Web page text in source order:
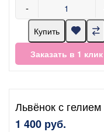
-
Купить
Заказать в 1 клик
Львёнок с гелием
1 400 руб.